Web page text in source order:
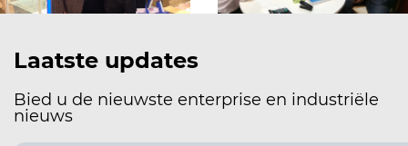
Laatste updates
Bied u de nieuwste enterprise en industriële
nieuws